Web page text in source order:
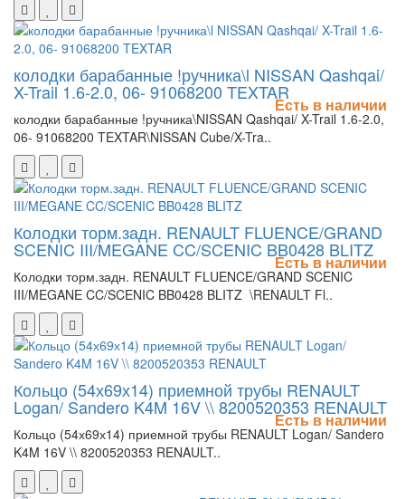
колодки барабанные !ручника\l NISSAN Qashqai/
X-Trail 1.6-2.0, 06- 91068200 TEXTAR
колодки барабанные !ручника\NISSAN Qashqai/ X-Trail 1.6-2.0,
06- 91068200 TEXTAR\NISSAN Cube/X-Tra..
Есть в наличии
Колодки торм.задн. RENAULT FLUENCE/GRAND
SCENIC III/MEGANE CC/SCENIC BB0428 BLITZ
Колодки торм.задн. RENAULT FLUENCE/GRAND SCENIC
III/MEGANE CC/SCENIC BB0428 BLITZ \RENAULT Fl..
Есть в наличии
Кольцо (54х69х14) приемной трубы RENAULT
Logan/ Sandero K4M 16V \\ 8200520353 RENAULT
Кольцо (54х69х14) приемной трубы RENAULT Logan/ Sandero
K4M 16V \\ 8200520353 RENAULT..
Есть в наличии